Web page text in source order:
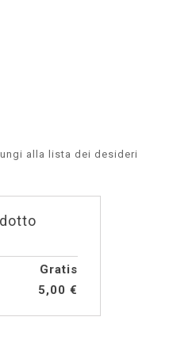
alla lista dei desideri
Gratis
5,00 €